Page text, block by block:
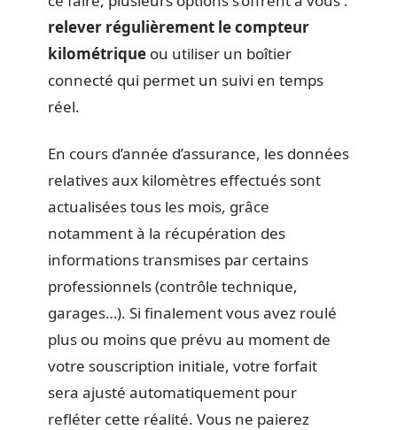
relever régulièrement le compteur
kilométrique ou utiliser un boîtier
connecté qui permet un suivi en temps
réel.
En cours d’année d’assurance, les données
relatives aux kilomètres effectués sont
actualisées tous les mois, grâce
notamment à la récupération des
informations transmises par certains
professionnels (contrôle technique,
garages…). Si finalement vous avez roulé
plus ou moins que prévu au moment de
votre souscription initiale, votre forfait
sera ajusté automatiquement pour
refléter cette réalité. Vous ne paierez